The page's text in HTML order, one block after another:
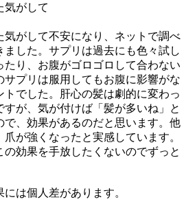
気がして
気がして不安になり、ネットで調べ
した。サプリは過去にも色々試し
たり、お腹がゴロゴロして合わない
サプリは服用してもお腹に影響がな
でした。肝心の髪は劇的に変わっ
が、気が付けば「髪が多いね」と
で、効果があるのだと思います。他
が強くなったと実感しています。
効果を手放したくないのでずっと
は個人差があります。